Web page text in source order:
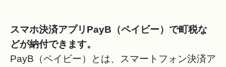
スマホ決済アプリPayB（ペイビー）で町税な
どが納付できます。
PayB（ペイビー）とは、スマートフォン決済ア